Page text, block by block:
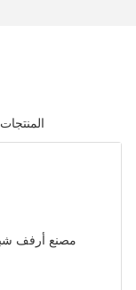
المنتجات